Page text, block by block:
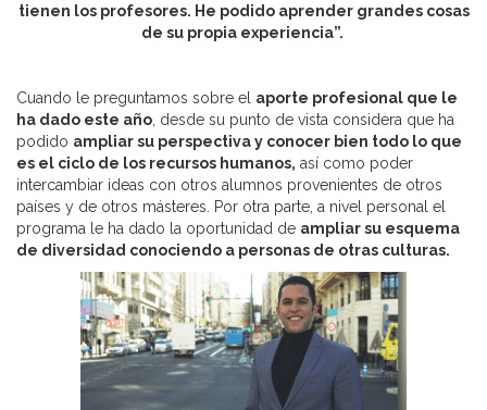
tienen los profesores. He podido aprender grandes cosas
de su propia experiencia”.
Cuando le preguntamos sobre el aporte profesional que le
ha dado este año , desde su punto de vista considera que ha
podido ampliar su perspectiva y conocer bien todo lo que
es el ciclo de los recursos humanos, así como poder
intercambiar ideas con otros alumnos provenientes de otros
países y de otros másteres. Por otra parte, a nivel personal el
programa le ha dado la oportunidad de ampliar su esquema
de diversidad conociendo a personas de otras culturas.